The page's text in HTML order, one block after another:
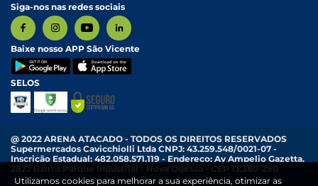
Siga-nos nas redes sociais
Baixe nosso APP São Vicente
SELOS
@ 2022 ARENA ATACADO - TODOS OS DIREITOS RESERVADOS
Supermercados Cavicchiolli Ltda CNPJ: 43.259.548/0021-07 -
Inscrição Estadual: 482.058.571.119 - Endereço: Av Ampelio Gazetta,
Os preços e condições exibidas nesta loja online são válidos
Utilizamos cookies para melhorar a sua experiência, otimizar as